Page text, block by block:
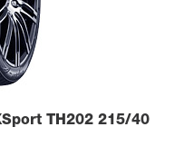
TH202 215/40